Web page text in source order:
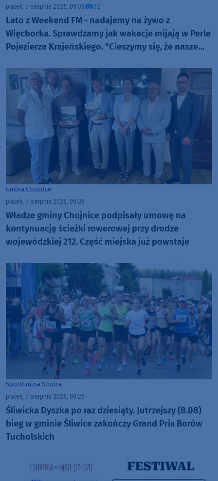
piątek, 7 sierpnia 2026, 09:39 32
Lato z Weekend FM - nadajemy na żywo z
Więcborka. Sprawdzamy jak wakacje mijają w Perle
Pojezierza Krajeńskiego. "Cieszymy się, że nasze
(ROZMOWY, FOTO)
Gmina Chojnice
piątek, 7 sierpnia 2026, 09:36
Władze gminy Chojnice podpisały umowę na
kontynuację ścieżki rowerowej przy drodze
wojewódzkiej 212. Część miejska już powstaje
SportGmina Śliwice
piątek, 7 sierpnia 2026, 09:26
Śliwicka Dyszka po raz dziesiąty. Jutrzejszy (8.08)
bieg w gminie Śliwice zakończy Grand Prix Borów
Tucholskich